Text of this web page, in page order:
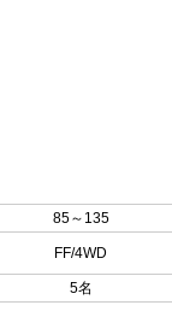
85～135
FF/4WD
5名